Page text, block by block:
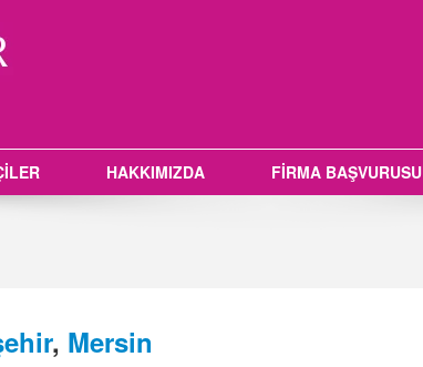
HAKKIMIZDA FİRMA BAŞVURUSU
, Mersin